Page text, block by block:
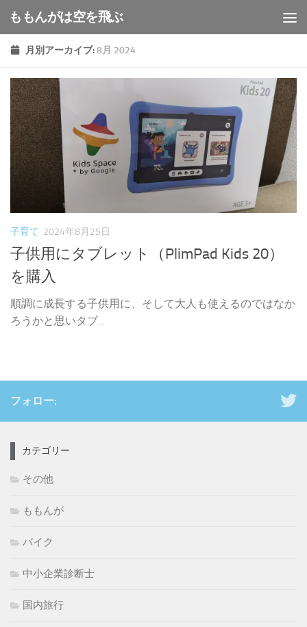
コンテンツへスキップ
ももんがは空を飛ぶ
月別アーカイブ:8月 2024
子育て 2024年8月25日
子供用にタブレット（PlimPad Kids 20）
を購入
順調に成長する子供用に、そして大人も使えるのではなか
ろうかと思いタブ...
フォロー:
カテゴリー
その他
ももんが
バイク
中小企業診断士
国内旅行